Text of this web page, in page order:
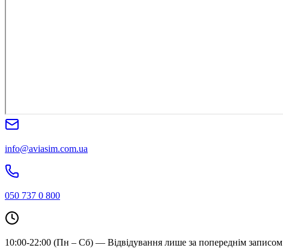
info@aviasim.com.ua
050 737 0 800
10:00-22:00 (Пн – Сб) — Відвідування лише за попереднім записом